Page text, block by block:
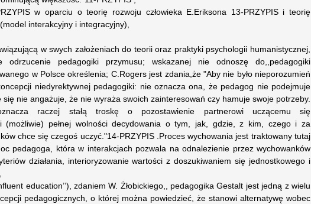
w oparciu o teorię rozwoju człowieka E.Eriksona 13-PRZYPIS i teorię
interakcyjny i integracyjny),
w swych założeniach do teorii oraz praktyki psychologii humanistycznej,
odrzucenie pedagogiki przymusu; wskazanej nie odnoszę do,,pedagogiki
w Polsce określenia; C.Rogers jest zdania,że "Aby nie było nieporozumień
niedyrektywnej pedagogiki: nie oznacza ona, że pedagog nie podejmuje
się nie angażuje, że nie wyraża swoich zainteresowań czy hamuje swoje potrzeby.
raczej stałą troskę o pozostawienie partnerowi uczącemu się
i (możliwie) pełnej wolności decydowania o tym, jak, gdzie, z kim, czego i za
chce się czegoś uczyć."14-PRZYPIS .Proces wychowania jest traktowany tutaj
pedagoga, która w interakcjach pozwala na odnalezienie przez wychowanków
działania, interioryzowanie wartości z doszukiwaniem się jednostkowego i
education’’), zdaniem W. Żłobickiego,, pedagogika Gestalt jest jedną z wielu
pedagogicznych, o której można powiedzieć, że stanowi alternatywę wobec